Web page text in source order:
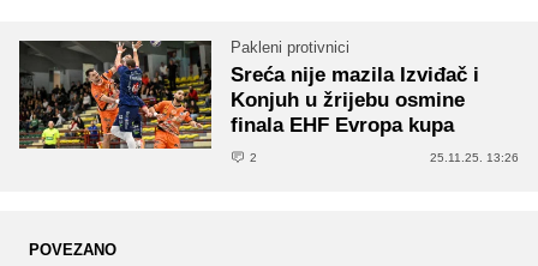
Pakleni protivnici
Sreća nije mazila Izviđač i
Konjuh u žrijebu osmine
finala EHF Evropa kupa
2 25.11.25. 13:26
POVEZANO